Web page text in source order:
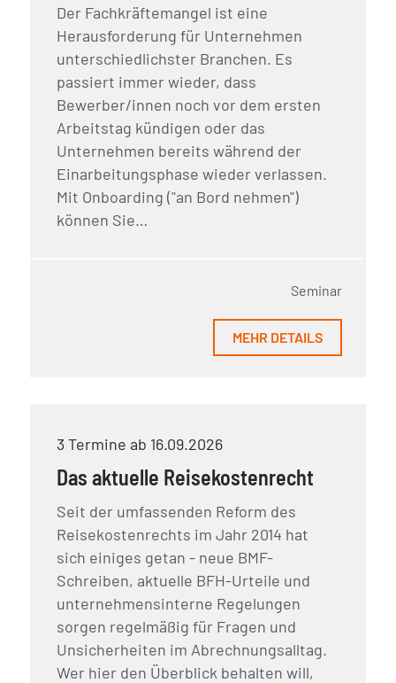
Der Fachkräftemangel ist eine
Herausforderung für Unternehmen
unterschiedlichster Branchen. Es
passiert immer wieder, dass
Bewerber/innen noch vor dem ersten
Arbeitstag kündigen oder das
Unternehmen bereits während der
Einarbeitungsphase wieder verlassen.
Mit Onboarding ("an Bord nehmen")
können Sie…
Seminar
MEHR DETAILS
3 Termine ab 16.09.2026
Das aktuelle Reisekostenrecht
Seit der umfassenden Reform des
Reisekostenrechts im Jahr 2014 hat
sich einiges getan - neue BMF-
Schreiben, aktuelle BFH-Urteile und
unternehmensinterne Regelungen
sorgen regelmäßig für Fragen und
Unsicherheiten im Abrechnungsalltag.
Wer hier den Überblick behalten will,